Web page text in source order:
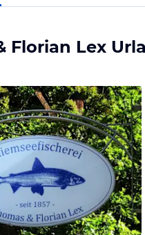
Florian Lex